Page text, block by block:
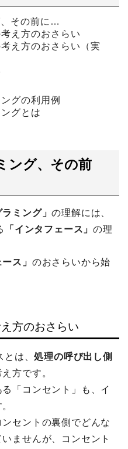
その前に…
え方のおさらい
え方のおさらい（実
グの利用例
グとは
ング、その前
ラミング」の理解には、
「インタフェース」の理
ス」 のおさらいから始
方のおさらい
とは、処理の呼び出し側
方です。
「コンセント」も、イ
セントの裏側でどんな
ませんが、コンセント